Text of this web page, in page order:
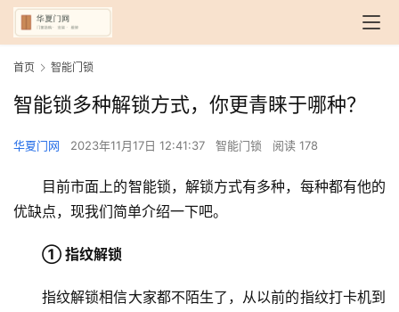
首页 智能门锁
智能锁多种解锁方式，你更青睐于哪种？
华夏门网 2023年11月17日 12:41:37 智能门锁 阅读 178
目前市面上的智能锁，解锁方式有多种，每种都有他的
优缺点，现我们简单介绍一下吧。
① 指纹解锁
指纹解锁相信大家都不陌生了，从以前的指纹打卡机到